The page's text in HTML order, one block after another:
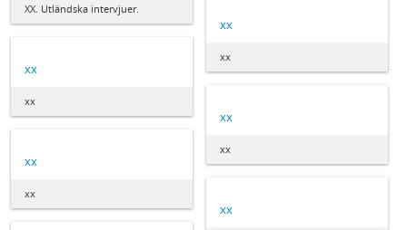
XX. Utländska intervjuer.
xx
xx
xx
xx
xx
xx
xx
xx
xx